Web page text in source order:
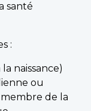
santé
:
naissance)
ou
de la